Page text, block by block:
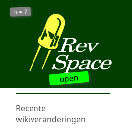
open
n =7
Recente
wikiveranderingen